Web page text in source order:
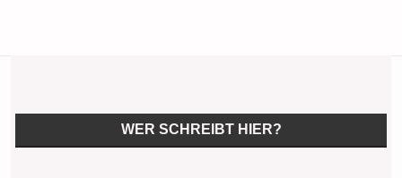
WER SCHREIBT HIER?